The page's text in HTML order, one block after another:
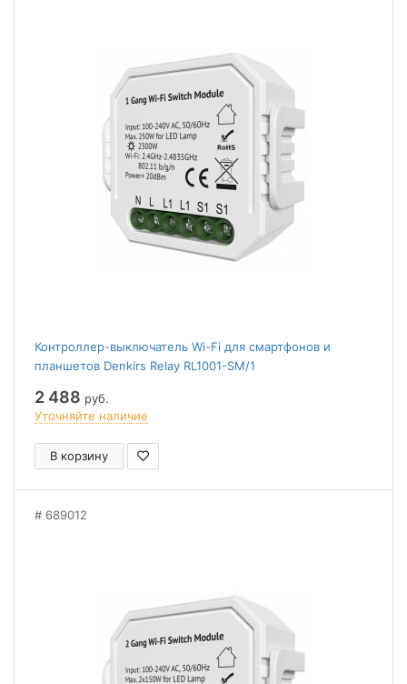
Контроллер-выключатель Wi-Fi для смартфонов и
планшетов Denkirs Relay RL1001-SM/1
2 488 руб.
Уточняйте наличие
В корзину
689012